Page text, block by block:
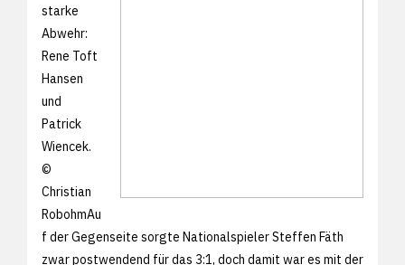
starke
Abwehr:
Rene Toft
Hansen
und
Patrick
Wiencek.
©
Christian
RobohmAu
f der Gegenseite sorgte Nationalspieler Steffen Fäth
zwar postwendend für das 3:1, doch damit war es mit der